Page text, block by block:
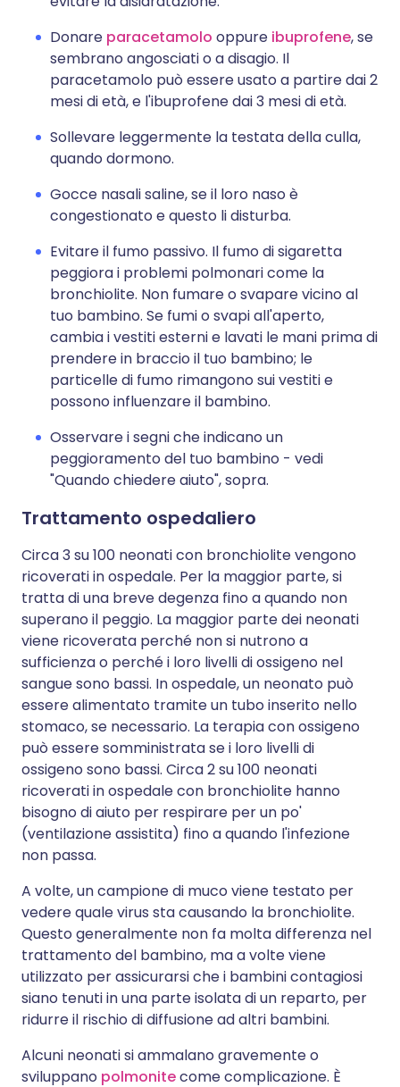
Donare paracetamolo oppure ibuprofene, se
sembrano angosciati o a disagio. Il
paracetamolo può essere usato a partire dai 2
mesi di età, e l'ibuprofene dai 3 mesi di età.
Sollevare leggermente la testata della culla,
quando dormono.
Gocce nasali saline, se il loro naso è
congestionato e questo li disturba.
Evitare il fumo passivo. Il fumo di sigaretta
peggiora i problemi polmonari come la
bronchiolite. Non fumare o svapare vicino al
tuo bambino. Se fumi o svapi all'aperto,
cambia i vestiti esterni e lavati le mani prima di
prendere in braccio il tuo bambino; le
particelle di fumo rimangono sui vestiti e
possono influenzare il bambino.
Osservare i segni che indicano un
peggioramento del tuo bambino - vedi
"Quando chiedere aiuto", sopra.
Trattamento ospedaliero
Circa 3 su 100 neonati con bronchiolite vengono
ricoverati in ospedale. Per la maggior parte, si
tratta di una breve degenza fino a quando non
superano il peggio. La maggior parte dei neonati
viene ricoverata perché non si nutrono a
sufficienza o perché i loro livelli di ossigeno nel
sangue sono bassi. In ospedale, un neonato può
essere alimentato tramite un tubo inserito nello
stomaco, se necessario. La terapia con ossigeno
può essere somministrata se i loro livelli di
ossigeno sono bassi. Circa 2 su 100 neonati
ricoverati in ospedale con bronchiolite hanno
bisogno di aiuto per respirare per un po'
(ventilazione assistita) fino a quando l'infezione
non passa.
A volte, un campione di muco viene testato per
vedere quale virus sta causando la bronchiolite.
Questo generalmente non fa molta differenza nel
trattamento del bambino, ma a volte viene
utilizzato per assicurarsi che i bambini contagiosi
siano tenuti in una parte isolata di un reparto, per
ridurre il rischio di diffusione ad altri bambini.
Alcuni neonati si ammalano gravemente o
sviluppano polmonitecome complicazione. È